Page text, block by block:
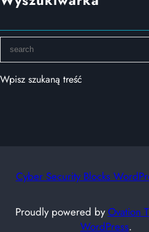
a
r
Wpisz szukaną treść
Cyber Security Blocks
Proudly powered byOvation
WordPress.